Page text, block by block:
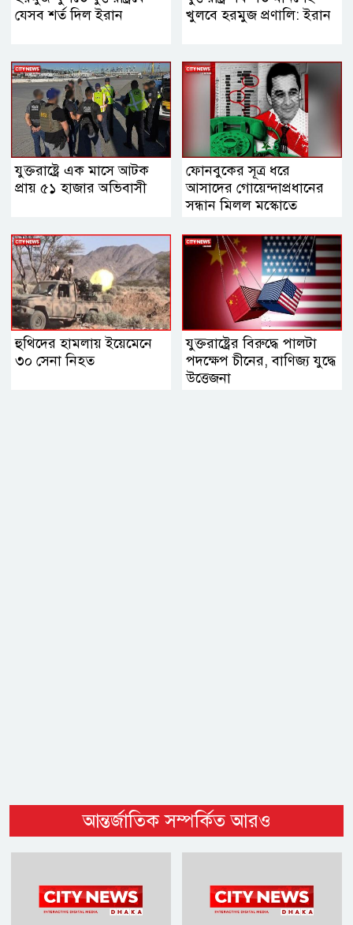
যেসব শর্ত দিল ইরান
খুলবে হরমুজ প্রণালি: ইরান
যুক্তরাষ্ট্রে এক মাসে আটক
প্রায় ৫১ হাজার অভিবাসী
ফোনবুকের সূত্র ধরে
আসাদের গোয়েন্দাপ্রধানের
সন্ধান মিলল মস্কোতে
হুথিদের হামলায় ইয়েমেনে
৩০ সেনা নিহত
যুক্তরাষ্ট্রের বিরুদ্ধে পালটা
পদক্ষেপ চীনের, বাণিজ্য যুদ্ধে
‍উত্তেজনা
আন্তর্জাতিক সম্পর্কিত আরও